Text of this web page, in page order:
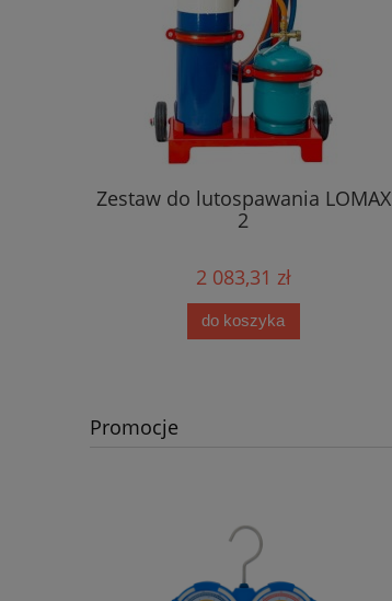
Zestaw do lutospawania LOMAX
2
2 083,31 zł
do koszyka
Promocje